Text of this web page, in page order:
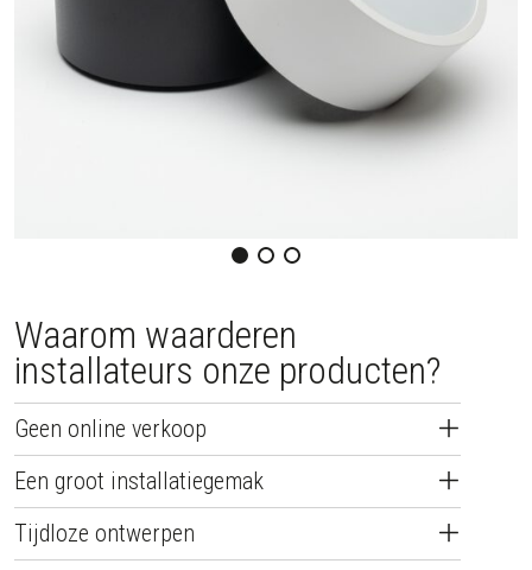
Waarom waarderen
installateurs onze producten?
Geen online verkoop
Een groot installatiegemak
Tijdloze ontwerpen